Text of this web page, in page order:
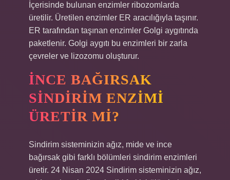
İçerisinde bulunan enzimler ribozomlarda
üretilir. Üretilen enzimler ER aracılığıyla taşınır.
ER tarafından taşınan enzimler Golgi aygıtında
paketlenir. Golgi aygıtı bu enzimleri bir zarla
çevreler ve lizozomu oluşturur.
İNCE BAĞIRSAK
SINDIRIM ENZIMI
ÜRETIR MI?
Sindirim sisteminizin ağız, mide ve ince
bağırsak gibi farklı bölümleri sindirim enzimleri
üretir. 24 Nisan 2024 Sindirim sisteminizin ağız,